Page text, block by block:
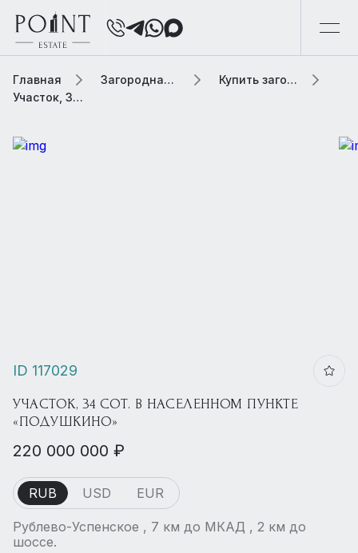
Главная Загородная элитная недвижимость
Купить загородную элитную недвижимость
Участок, 34 сот. В населенном пункте «Подушкино»
ID 117029
УЧАСТОК, 34 СОТ. В НАСЕЛЕННОМ ПУНКТЕ
«ПОДУШКИНО»
220 000 000 ₽
RUB USD EUR
Рублево-Успенское , 7 км до МКАД , 2 км до
шоссе.